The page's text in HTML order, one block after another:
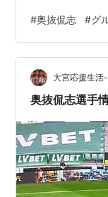
#奥抜侃志 #グ
大宮応援生
奥抜侃志選手